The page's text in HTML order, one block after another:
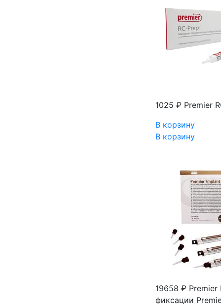
1025 ₽ Premier
В корзину
В корзину
19658 ₽ Premier
фиксации